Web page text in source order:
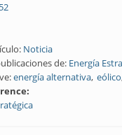
Noticia
de: Energía
energía alternativa eólico